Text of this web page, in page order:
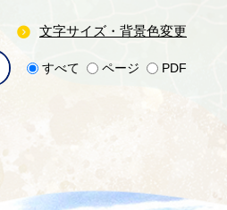
文字サイズ・背景色変更
すべて ページ PDF